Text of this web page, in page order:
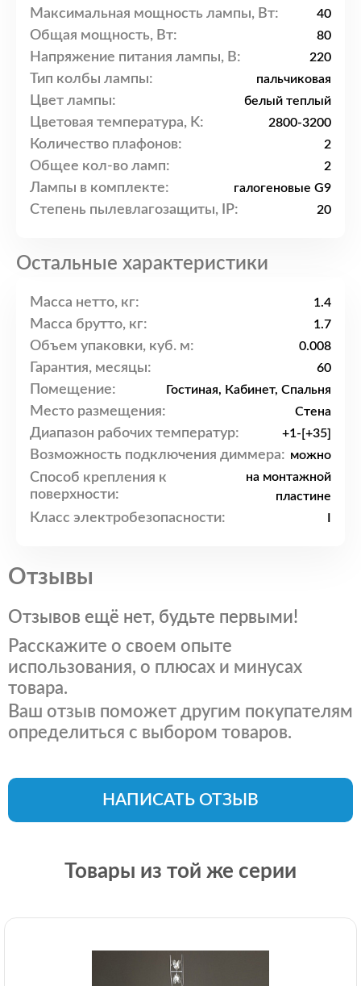
Максимальная мощность лампы, Вт: 40
Общая мощность, Вт: 80
Напряжение питания лампы, В: 220
Тип колбы лампы: пальчиковая
Цвет лампы: белый теплый
Цветовая температура, K: 2800-3200
Количество плафонов: 2
Общее кол-во ламп: 2
Лампы в комплекте: галогеновые G9
Степень пылевлагозащиты, IP: 20
Остальные характеристики
Масса нетто, кг: 1.4
Масса брутто, кг: 1.7
Объем упаковки, куб. м: 0.008
Гарантия, месяцы: 60
Помещение: Гостиная, Кабинет, Спальня
Место размещения: Стена
Диапазон рабочих температур: +1-[+35]
Возможность подключения диммера: можно
Способ крепления к
поверхности:
на монтажной
пластине
Класс электробезопасности:
Отзывы
Отзывов ещё нет, будьте первыми!
Расскажите о своем опыте
использования, о плюсах и минусах
товара.
Ваш отзыв поможет другим покупателям
определиться с выбором товаров.
НАПИСАТЬ ОТЗЫВ
Товары из той же серии